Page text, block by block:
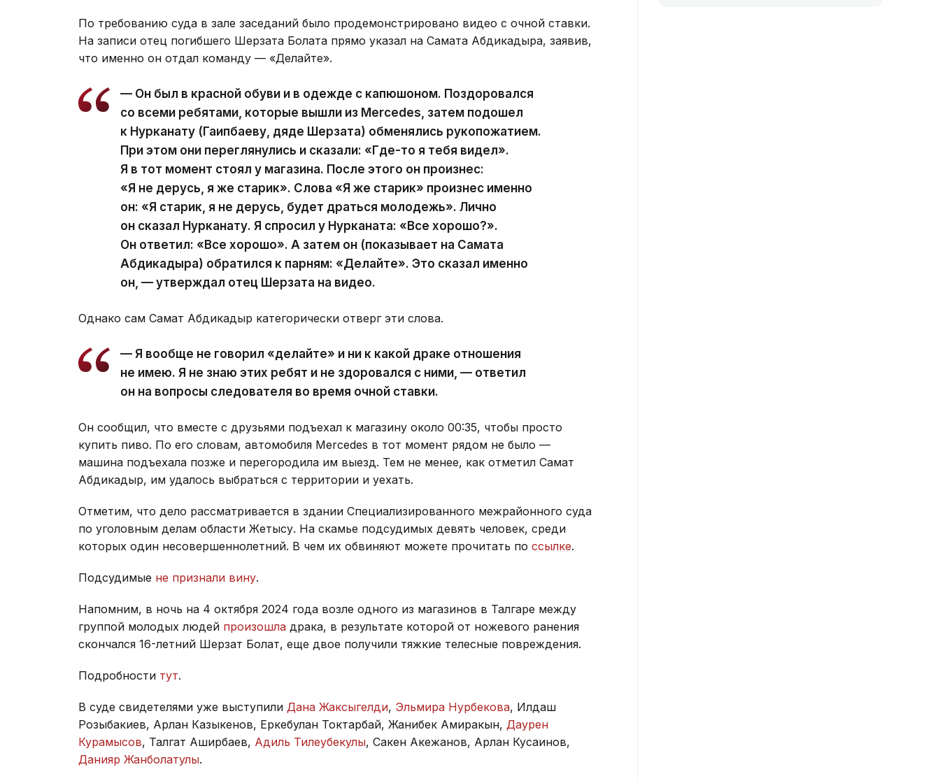
По требованию суда в зале заседаний было продемонстрировано видео с очной ставки.
На записи отец погибшего Шерзата Болата прямо указал на Самата Абдикадыра, заявив,
что именно он отдал команду — «Делайте».
— Он был в красной обуви и в одежде с капюшоном. Поздоровался
со всеми ребятами, которые вышли из Mercedes, затем подошел
к Нурканату (Гаипбаеву, дяде Шерзата) обменялись рукопожатием.
При этом они переглянулись и сказали: «Где-то я тебя видел».
Я в тот момент стоял у магазина. После этого он произнес:
«Я не дерусь, я же старик». Слова «Я же старик» произнес именно
он: «Я старик, я не дерусь, будет драться молодежь». Лично
он сказал Нурканату. Я спросил у Нурканата: «Все хорошо?».
Он ответил: «Все хорошо». А затем он (показывает на Самата
Абдикадыра) обратился к парням: «Делайте». Это сказал именно
он, — утверждал отец Шерзата на видео.
Однако сам Самат Абдикадыр категорически отверг эти слова.
— Я вообще не говорил «делайте» и ни к какой драке отношения
не имею. Я не знаю этих ребят и не здоровался с ними, — ответил
он на вопросы следователя во время очной ставки.
Он сообщил, что вместе с друзьями подъехал к магазину около 00:35, чтобы просто
купить пиво. По его словам, автомобиля Mercedes в тот момент рядом не было —
машина подъехала позже и перегородила им выезд. Тем не менее, как отметил Самат
Абдикадыр, им удалось выбраться с территории и уехать.
Отметим, что дело рассматривается в здании Специализированного межрайонного суда
по уголовным делам области Жетысу. На скамье подсудимых девять человек, среди
которых один несовершеннолетний. В чем их обвиняют можете прочитать по ссылке.
Подсудимые не признали вину.
Напомним, в ночь на 4 октября 2024 года возле одного из магазинов в Талгаре между
группой молодых людей произошла драка, в результате которой от ножевого ранения
скончался 16-летний Шерзат Болат, еще двое получили тяжкие телесные повреждения.
Подробности тут.
В суде свидетелями уже выступили Дана Жаксыгелди, Эльмира Нурбекова, Илдаш
Розыбакиев, Арлан Казыкенов, Еркебулан Токтарбай, Жанибек Амиракын, Даурен
Курамысов, Талгат Аширбаев, Адиль Тилеубекулы, Сакен Акежанов, Арлан Кусаинов,
Данияр Жанболатулы.